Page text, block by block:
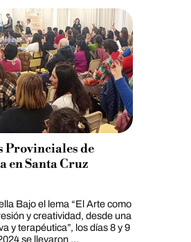
Provinciales de
en Santa Cruz
Bajo el lema “El Arte como
y creatividad, desde una
y terapéutica”, los días 8 y 9
se llevaron ...